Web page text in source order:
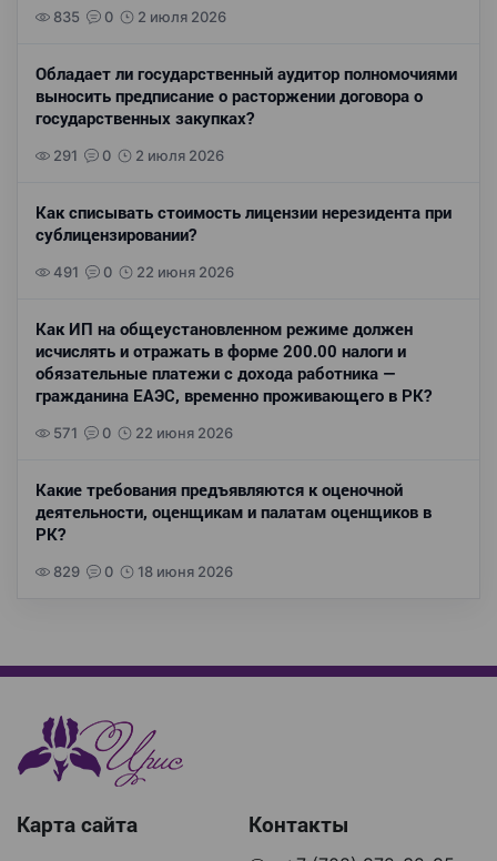
835 0 2 июля 2026
Обладает ли государственный аудитор полномочиями
выносить предписание о расторжении договора о
государственных закупках?
291 0 2 июля 2026
Как списывать стоимость лицензии нерезидента при
сублицензировании?
491 0 22 июня 2026
Как ИП на общеустановленном режиме должен
исчислять и отражать в форме 200.00 налоги и
обязательные платежи с дохода работника —
гражданина ЕАЭС, временно проживающего в РК?
571 0 22 июня 2026
Какие требования предъявляются к оценочной
деятельности, оценщикам и палатам оценщиков в
РК?
829 0 18 июня 2026
Карта сайта Контакты